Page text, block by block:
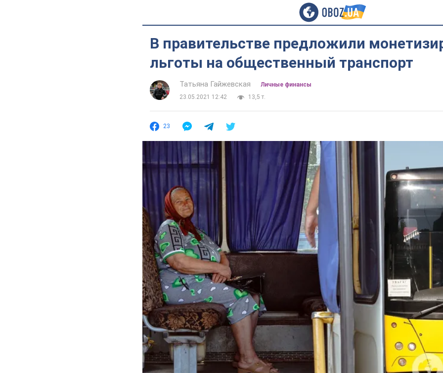
В правительстве предложили
льготы на общественный транспорт
Татьяна Гайжевская
Личные финансы
23.05.2021 12:42
13,5 т.
23